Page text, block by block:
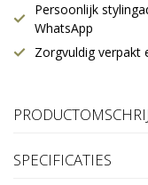
Persoonlijk
WhatsApp
Zorgvuldig verpakt
SPECIFICATIES